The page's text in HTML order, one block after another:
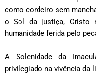
como cordeiro sem
o Sol da justiça, Cristo
humanidade ferida pelo
A Solenidade da
privilegiado na vivência da